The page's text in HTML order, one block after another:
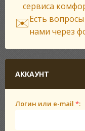
сервиса
✉️Есть
нами через
АККАУНТ
Логин или e-mail *: